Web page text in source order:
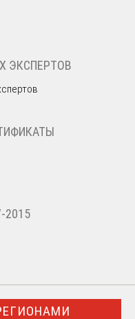
ЭКСПЕРТОВ
2015